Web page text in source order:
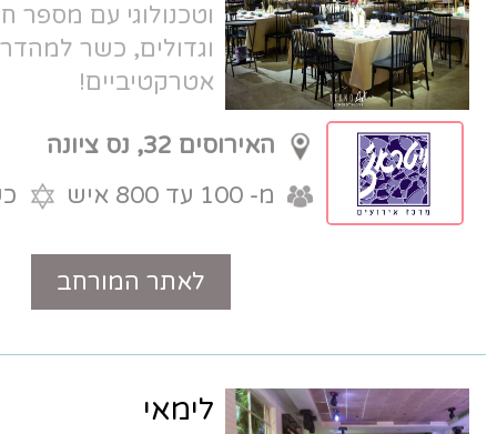
וטכנולוגי עם מספר חללי אירוח קטנים
וגדולים, כשר למהדרין (מחפוד), ומחירים
אטרקטיביים!
האירוסים 32, נס ציונה
כשר למהדרין
טלפון
לימאי